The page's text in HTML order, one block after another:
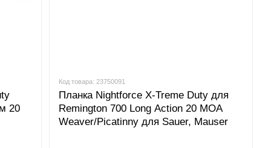
що є гарантом оригінальності продукції.
гарантію від виробника та сертифіковане сервісне
20
Код товара: 23750091
Планка Nightforce X-Treme Duty для
Remington 700 Long Action 20 MOA
Weaver/Picatinny для Sauer, Mauser